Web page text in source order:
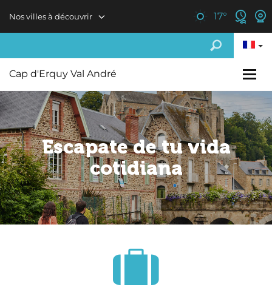
Nos villes à découvrir 17°
Cap d'Erquy Val André
Escapate de tu vida
cotidiana